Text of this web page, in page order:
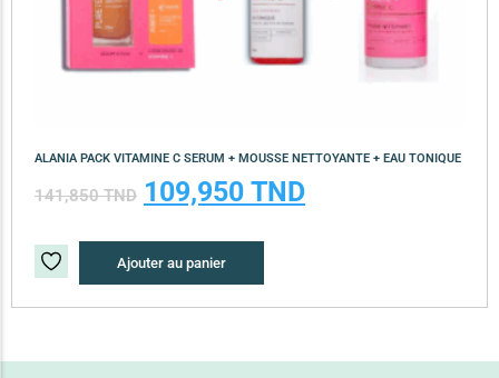
ALANIA PACK VITAMINE C SERUM + MOUSSE NETTOYANTE + EAU TONIQUE
141,850TND 109,950 TND
Ajouter au panier